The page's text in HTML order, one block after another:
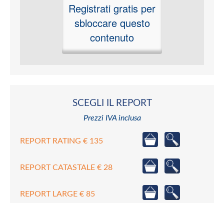
Registrati gratis per
sbloccare questo
contenuto
SCEGLI IL REPORT
Prezzi IVA inclusa
REPORT RATING € 135
REPORT CATASTALE € 28
REPORT LARGE € 85